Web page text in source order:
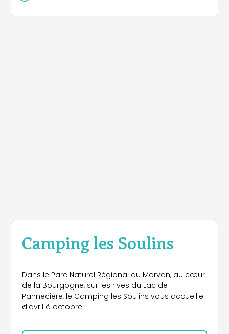
Camping les Soulins
Dans le Parc Naturel Régional du Morvan, au cœur
de la Bourgogne, sur les rives du Lac de
Pannecière, le Camping les Soulins vous accueille
d'avril à octobre.
Sur 1 hectare de terrain arboré à quelques mètres